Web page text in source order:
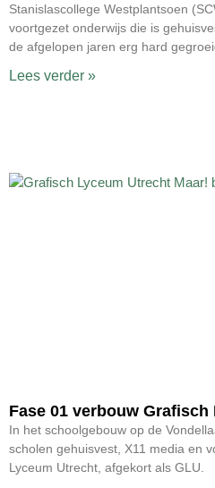
Stanislascollege Westplantsoen
voortgezet onderwijs die is
de afgelopen jaren erg hard
Lees verder »
Fase 01 verbouw
In het schoolgebouw op de
scholen gehuisvest, X11 media en
Lyceum Utrecht, afgekort als GLU.